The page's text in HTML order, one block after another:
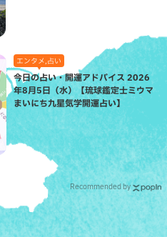
エンタメ,占い
今日の占い・開運アドバイス 2026
年8月5日（水）【琉球鑑定士ミウマ
まいにち九星気学開運占い】
Recommended by